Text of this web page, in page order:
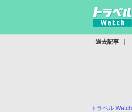
過去記事
トラベル Watch